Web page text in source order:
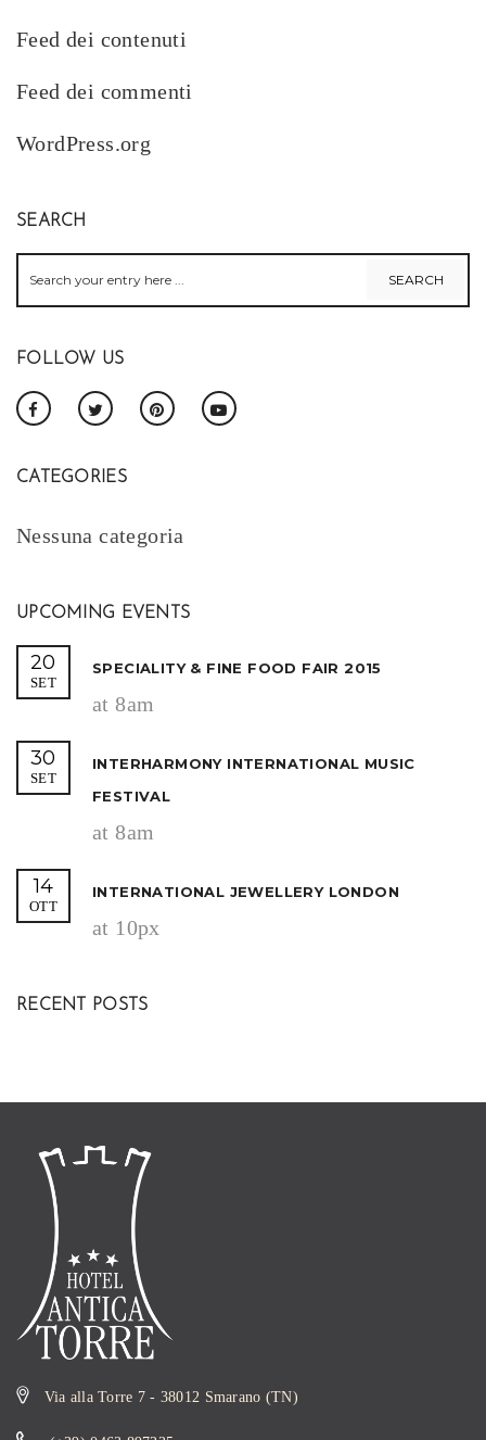
Feed dei contenuti
Feed dei commenti
WordPress.org
SEARCH
FOLLOW US
CATEGORIES
Nessuna categoria
UPCOMING EVENTS
20
SET
SPECIALITY & FINE FOOD FAIR 2015
at 8am
30
SET
INTERHARMONY INTERNATIONAL MUSIC
FESTIVAL
at 8am
14
OTT
INTERNATIONAL JEWELLERY LONDON
at 10px
RECENT POSTS
Via alla Torre 7 - 38012 Smarano (TN)